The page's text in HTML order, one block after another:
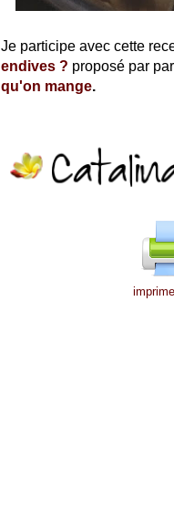
Je participe avec cette
endives ? proposé par par
qu'on mange.